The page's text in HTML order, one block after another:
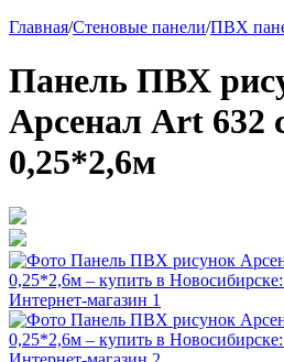
Главная/Стеновые панели/ПВХ
Панель ПВХ
Арсенал Art 632
0,25*2,6м